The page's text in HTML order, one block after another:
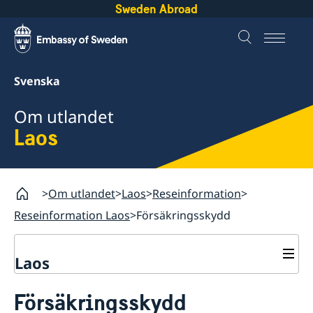
Sweden Abroad
Svenska
Om utlandet
Laos
Om utlandet Laos Reseinformation
Reseinformation Laos Försäkringsskydd
Laos
Hjälp till svenskar i Laos
Försäkringsskydd